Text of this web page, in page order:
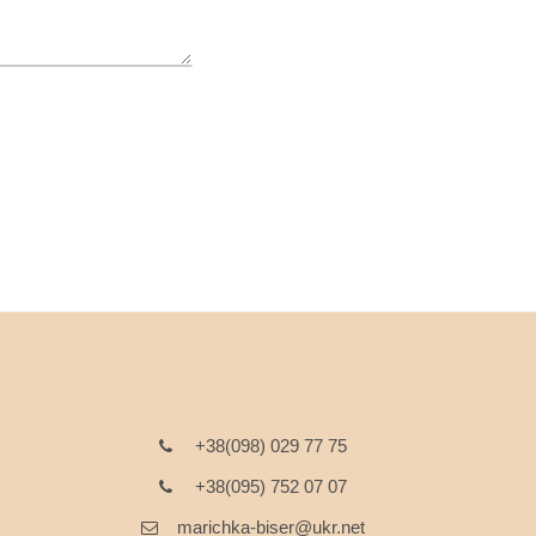
+38(098) 029 77 75
+38(095) 752 07 07
marichka-biser@ukr.net